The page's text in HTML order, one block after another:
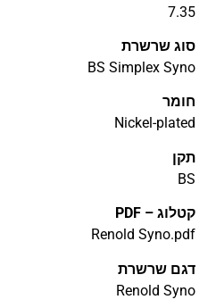
7.35
סוג שרשרת
BS Simplex Syno
חומר
Nickel-plated
תקן
BS
קטלוג – PDF
Renold Syno.pdf
דגם שרשרת
Renold Syno